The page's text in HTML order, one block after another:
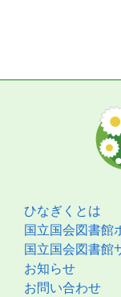
ひなぎくとは
国立国会図書館
国立国会図書館
お知らせ
お問い合わせ